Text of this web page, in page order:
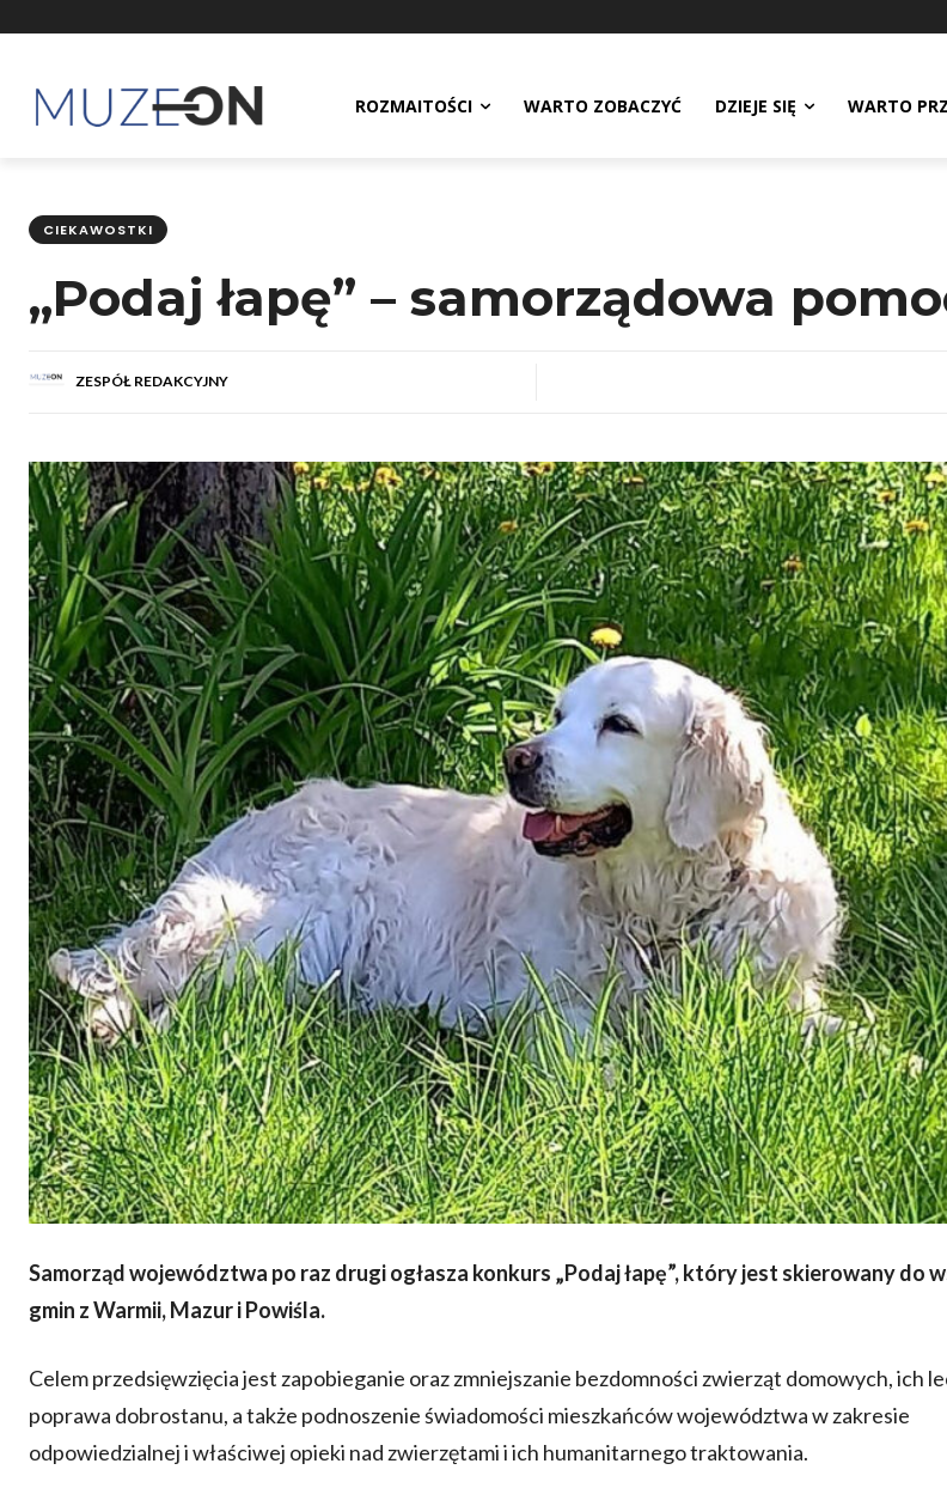
ROZMAITOŚCI WARTO ZOBACZYĆ DZIEJE SIĘ WARTO
CIEKAWOSTKI
„Podaj łapę” – samorządowa
ZESPÓŁ REDAKCYJNY
Samorząd województwa po raz drugi ogłasza konkurs „Podaj łapę”, który jest skierowany do
gmin z Warmii, Mazur i Powiśla.
Celem przedsięwzięcia jest zapobieganie oraz zmniejszanie bezdomności zwierząt domowych, ich
poprawa dobrostanu, a także podnoszenie świadomości mieszkańców województwa w zakresie
odpowiedzialnej i właściwej opieki nad zwierzętami i ich humanitarnego traktowania.